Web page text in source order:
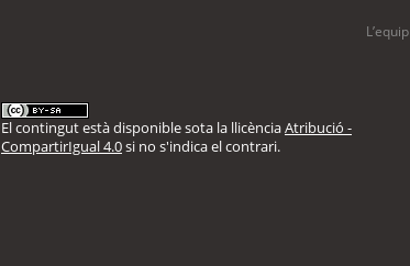
L’equip
El contingut està disponible sota la llicènciaAtribució -
CompartirIgual 4.0si no s'indica el contrari.